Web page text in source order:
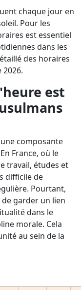
chaque jour en
Pour les
est essentiel
dans les
des horaires
est
composante
France, où le
travail, études et
difficile de
Pourtant,
garder un lien
dans le
morale. Cela
au sein de la